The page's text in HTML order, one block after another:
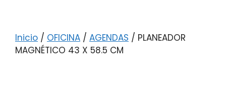
Inicio / OFICINA / AGENDAS / PLANEADOR
MAGNÉTICO 43 X 58.5 CM